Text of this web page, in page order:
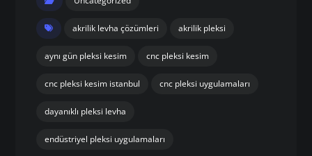
akrilik levha çözümleri akrilik pleksi
aynı gün pleksi kesim cnc pleksi kesim
cnc pleksi kesim istanbul cnc pleksi uygulamaları
dayanıklı pleksi levha
endüstriyel pleksi uygulamaları